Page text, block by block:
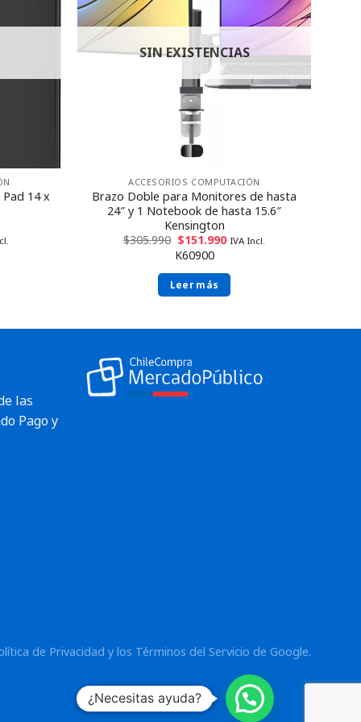
14 x
SIN EXISTENCIAS
ACCESORIOS COMPUTACIÓN
Brazo Doble para Monitores de hasta
24″ y 1 Notebook de hasta 15.6″
Kensington
$305.990 $151.990 IVA Incl.
K60900
Leer más
las
Pago y
de Privacidad y los Términos del Servicio de Google.
¿Necesitas ayuda?